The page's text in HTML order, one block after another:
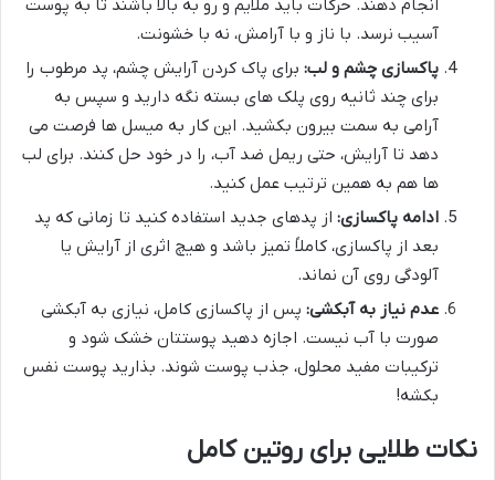
انجام دهند. حرکات باید ملایم و رو به بالا باشند تا به پوست
آسیب نرسد. با ناز و با آرامش، نه با خشونت.
پاکسازی چشم و لب: برای پاک کردن آرایش چشم، پد مرطوب را
برای چند ثانیه روی پلک های بسته نگه دارید و سپس به
آرامی به سمت بیرون بکشید. این کار به میسل ها فرصت می
دهد تا آرایش، حتی ریمل ضد آب، را در خود حل کنند. برای لب
ها هم به همین ترتیب عمل کنید.
ادامه پاکسازی: از پدهای جدید استفاده کنید تا زمانی که پد
بعد از پاکسازی، کاملاً تمیز باشد و هیچ اثری از آرایش یا
آلودگی روی آن نماند.
عدم نیاز به آبکشی: پس از پاکسازی کامل، نیازی به آبکشی
صورت با آب نیست. اجازه دهید پوستتان خشک شود و
ترکیبات مفید محلول، جذب پوست شوند. بذارید پوست نفس
بکشه!
نکات طلایی برای روتین کامل